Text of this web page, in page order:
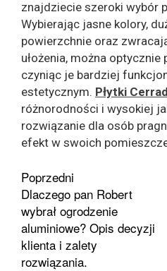
znajdziecie szeroki wybór
Wybierając jasne kolory,
powierzchnie oraz
ułożenia, można
czyniąc je bardziej
estetycznym. Płytki Cerrad
różnorodności i wysokiej
rozwiązanie dla osób
efekt w swoich
Zobacz
wpisy
Poprzedni
Dlaczego pan Robert
wybrał ogrodzenie
aluminiowe? Opis decyzji
klienta i zalety
rozwiązania.